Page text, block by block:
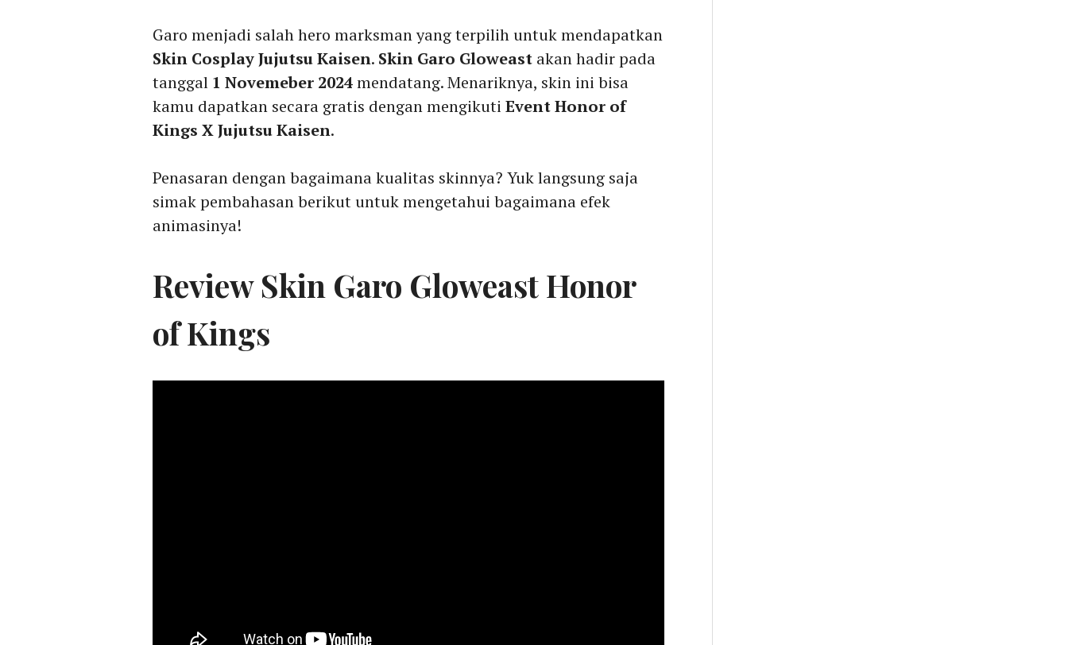
Garo menjadi salah hero marksman yang terpilih untuk mendapatkan
Skin Cosplay Jujutsu Kaisen. Skin Garo Gloweast akan hadir pada
tanggal 1 Novemeber 2024mendatang. Menariknya, skin ini bisa
kamu dapatkan secara gratis dengan mengikuti Event Honor of
Kings X Jujutsu Kaisen.
Penasaran dengan bagaimana kualitas skinnya? Yuk langsung saja
simak pembahasan berikut untuk mengetahui bagaimana efek
animasinya!
Review Skin Garo Gloweast Honor
of Kings